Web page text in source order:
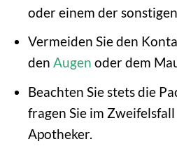
oder einem der
Vermeiden Sie den
den Augen oder dem
Beachten Sie stets die
fragen Sie im
Apotheker.